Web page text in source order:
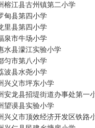
榕江县古州镇第二小学
甸县第四小学
里县第四小学
泉市牛场小学
水县濛江实验小学
匀市第八小学
波县水尧小学
兴义市坪东小学
安龙县招堤街道办事处第一
望谟县实验小学
兴义市顶效经济开发区铁路